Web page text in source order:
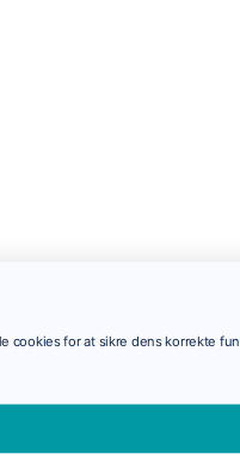
cookies for at sikre dens korrekte